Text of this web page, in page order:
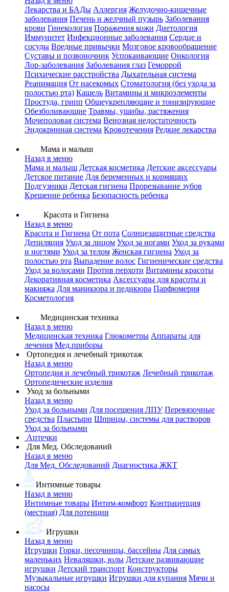
Лекарства и БАДы Аллергия Желудочно-кишечные
заболевания Печень и желчный пузырь Заболевания
крови Гинекология Поражения кожи Диетология
Иммунитет Инфекционные заболевания Сердце и
сосуды Вредные привычки Мозговое кровообращение
Суставы и позвоночник Успокаивающие Онкология
Лор-заболевания Заболевания глаз Геморрой
Психические расстройства Дыхательная система
Реанимация От насекомых Стоматология (без ухода за
полостью рта) Кашель Витамины и микроэлементы
Простуда, грипп Общеукрепляющие и тонизирующие
Обезболивающие Травмы, ушибы, растяжения
Мочеполовая система Венозная недостаточность
Эндокринная система Кровотечения Редкие лекарства
Мама и малыш
Назад в меню
Мама и малыш Детская косметика Детские аксессуары
Детское питание Для беременных и кормящих
Подгузники Детская гигиена Прорезывание зубов
Крещение ребенка Безопасность ребенка
Красота и Гигиена
Назад в меню
Красота и Гигиена От пота Солнцезащитные средства
Депиляция Уход за лицом Уход за ногами Уход за руками
и ногтями Уход за телом Женская гигиена Уход за
полостью рта Выпадение волос Гигиенические средства
Уход за волосами Против перхоти Витамины красоты
Декоративная косметика Аксессуары для красоты и
макияжа Для маникюра и педикюра Парфюмерия
Косметология
Медицинская техника
Назад в меню
Медицинская техника Глюкометры Аппараты для
лечения Мед.приборы
Ортопедия и лечебный трикотаж
Назад в меню
Ортопедия и лечебный трикотаж Лечебный трикотаж
Ортопедические изделия
Уход за больными
Назад в меню
Уход за больными Для посещения ЛПУ Перевязочные
средства Пластыри Шприцы, системы для растворов
Уход за больными
Аптечки
Для Мед. Обследований
Назад в меню
Для Мед. Обследований Диагностика ЖКТ
Интимные товары
Назад в меню
Интимные товары Интим-комфорт Контрацепция
(местная) Для потенции
Игрушки
Назад в меню
Игрушки Горки, песочницы, бассейны Для самых
маленьких Неваляшки, юлы Детские развивающие
игрушки Детский транспорт Конструкторы
Музыкальные игрушки Игрушки для купания Мячи и
насосы